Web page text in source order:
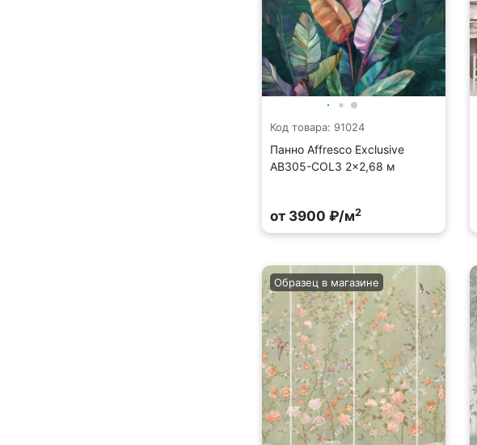
Код товара: 91024
Панно Affresco Exclusive
AB305-COL3 2x2,68 м
от 3900 ₽/м2
Образец в магазине